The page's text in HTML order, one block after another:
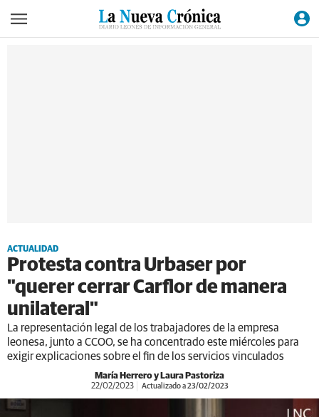
ACTUALIDAD
Protesta contra Urbaser por
"querer cerrar Carflor de manera
unilateral"
La representación legal de los trabajadores de la empresa
leonesa, junto a CCOO, se ha concentrado este miércoles para
exigir explicaciones sobre el fin de los servicios vinculados
María Herrero y Laura Pastoriza
22/02/2023 Actualizado a 23/02/2023